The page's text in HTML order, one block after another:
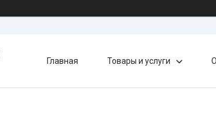
Главная Товары и услуги